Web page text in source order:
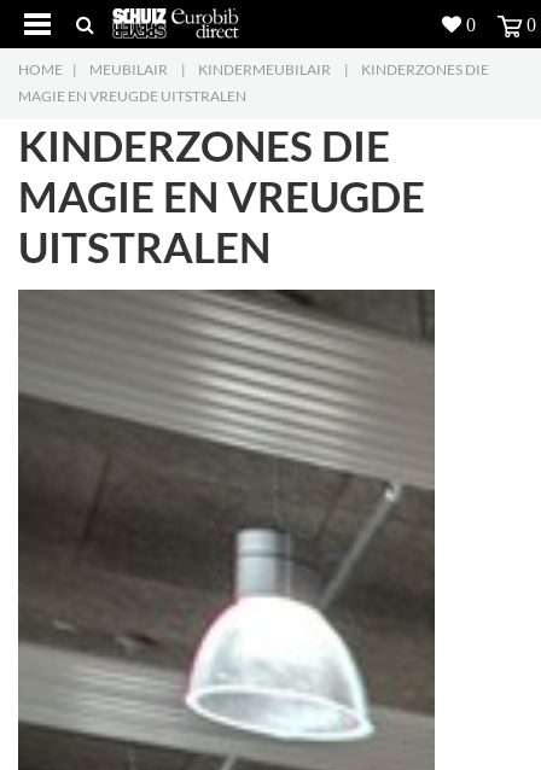
5
Producten
Projecten
Inspiratie
Downloads
5
HOME | MEUBILAIR | KINDERMEUBILAIR |
KINDERZONES DIE
MAGIE EN VREUGDE UITSTRALEN
KINDERZONES DIE
MAGIE EN VREUGDE
UITSTRALEN
0 0